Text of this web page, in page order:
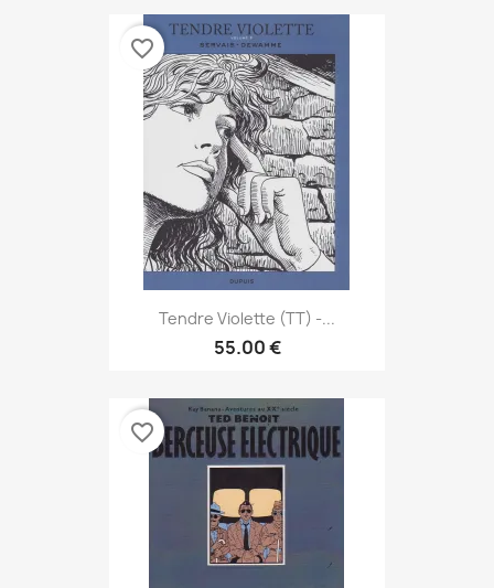
Tendre Violette (TT) -...
55.00 €
favorite_border
favorite_border